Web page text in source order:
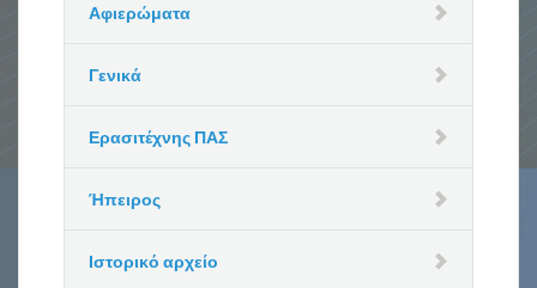
Αφιερώματα
Γενικά
Ερασιτέχνης ΠΑΣ
Ήπειρος
Ιστορικό αρχείο